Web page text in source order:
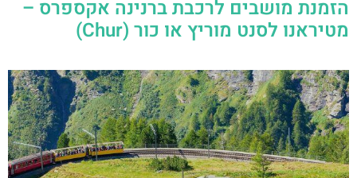
הזמנת מושבים לרכבת ברנינה אקספרס –
מטיראנו לסנט מוריץ או כור (Chur)